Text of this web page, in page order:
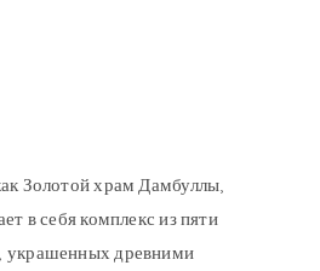
Золотой храм Дамбуллы,
в себя комплекс из пяти
украшенных древними